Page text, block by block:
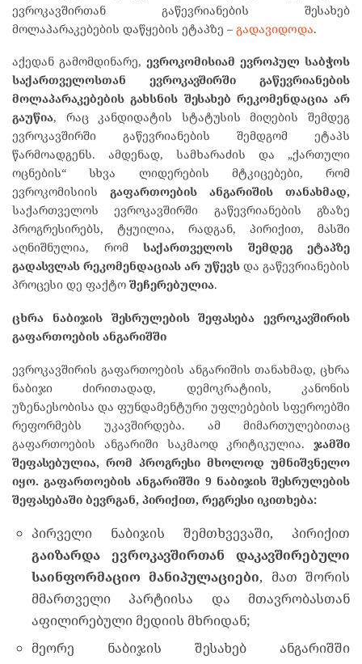
ევროკავშირთან გაწევრიანების შესახებ
მოლაპარაკებების დაწყების ეტაპზე – გადავიდოდა.
აქედან გამომდინარე, ევროკომისიამ ევროპულ საბჭოს
საქართველოსთან ევროკავშირში გაწევრიანების
მოლაპარაკებების გახსნის შესახებ რეკომენდაცია არ
გაუწია, რაც კანდიდატის სტატუსის მიღების შემდეგ
ევროკავშირში გაწევრიანების შემდგომ ეტაპს
წარმოადგენს. ამდენად, სამხარაძის და „ქართული
ოცნების“ სხვა ლიდერების მტკიცებები, რომ
ევროკომისიის გაფართოების ანგარიშის თანახმად,
საქართველოს ევროკავშირში გაწევრიანების გზაზე
პროგრესირებს, ტყუილია, რადგან, პირიქით, მასში
აღნიშნულია, რომ საქართველოს შემდეგ ეტაპზე
გადასვლას რეკომენდაციას არ უწევსდა გაწევრიანების
პროცესი დე ფაქტო შეჩერებულია.
ცხრა ნაბიჯის შესრულების შეფასება ევროკავშირის
გაფართოების ანგარიშში
ევროკავშირის გაფართოების ანგარიშის თანახმად, ცხრა
ნაბიჯი ძირითადად, დემოკრატიის, კანონის
უზენაესობისა და ფუნდამენტური უფლებების სფეროებში
რეფორმებს უკავშირდება. ამ მიმართულებითაც
გაფართოების ანგარიში საკმაოდ კრიტიკულია. ჯამში
შეფასებულია, რომ პროგრესი მხოლოდ უმნიშვნელო
იყო. გაფართოების ანგარიშში 9 ნაბიჯის შესრულების
შეფასებაში ბევრგან, პირიქით, რეგრესი იკითხება:
პირველი ნაბიჯის შემთხვევაში, პირიქით
გაიზარდა ევროკავშირთან დაკავშირებული
საინფორმაციო მანიპულაციები, მათ შორის
მმართველი პარტიისა და მთავრობასთან
აფილირებული მედიის მხრიდან;
მეორე ნაბიჯის შესახებ ანგარიშში